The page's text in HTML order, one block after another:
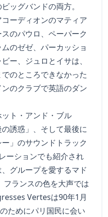
ッグバンドの両方。
ーディオンのマティア
のパウロ、ペーパーク
のゼゼ、パーカッショ
ー、ジュロとイサは、
のところできなかった
のクラブで英語のダン
ト・アンド・ブル
誘惑」、そして最後に
」のサウンドトラック
ーションでも紹介され
グループを愛するマド
フランスの色を大声では
Vertesは90年1月
ためにパリ国民に会い